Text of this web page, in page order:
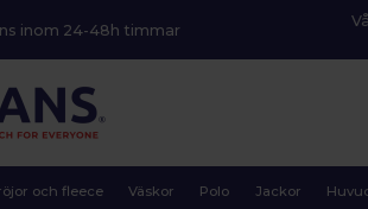
inom 24-48h timmar
och fleece Väskor Polo Jackor